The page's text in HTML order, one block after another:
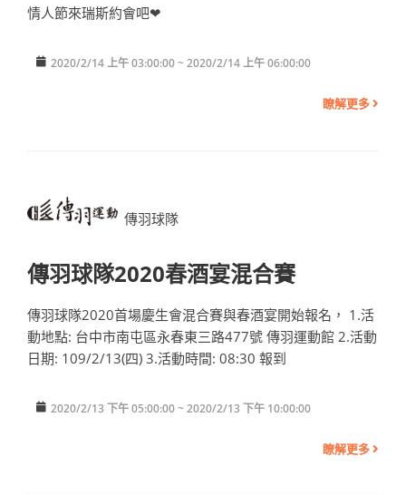
情人節來瑞斯約會吧❤
2020/2/14 上午 03:00:00 ~ 2020/2/14 上午 06:00:00
瞭解更多
傳羽球隊
傳羽球隊2020春酒宴混合賽
傳羽球隊2020首場慶生會混合賽與春酒宴開始報名， 1.活
動地點: 台中市南屯區永春東三路477號 傳羽運動館 2.活動
日期: 109/2/13(四) 3.活動時間: 08:30 報到
2020/2/13 下午 05:00:00 ~ 2020/2/13 下午 10:00:00
瞭解更多